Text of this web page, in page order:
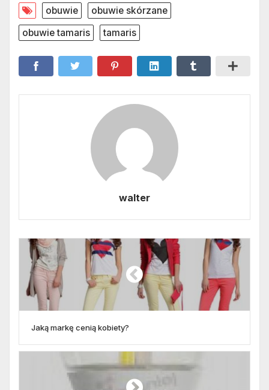
obuwie
obuwie skórzane
obuwie tamaris
tamaris
walter
Jaką markę cenią kobiety?